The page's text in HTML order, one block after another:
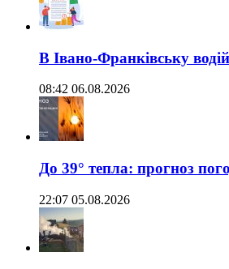
В Івано-Франківську
08:42 06.08.2026
До 39° тепла: прогноз
22:07 05.08.2026